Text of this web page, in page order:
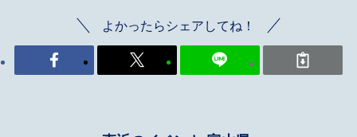
よかったらシェアしてね！